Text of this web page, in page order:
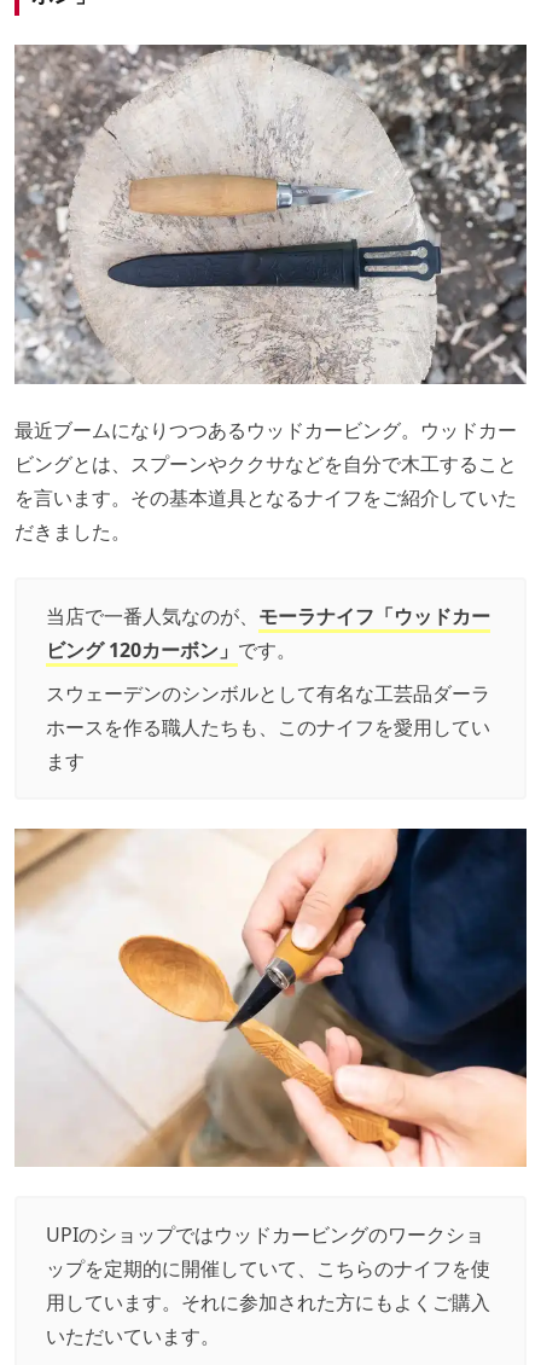
最近ブームになりつつあるウッドカービング。ウッドカー
ビングとは、スプーンやククサなどを自分で木工すること
を言います。その基本道具となるナイフをご紹介していた
だきました。
当店で一番人気なのが、 モーラナイフ「ウッドカー
ビング 120カーボン」 です。
スウェーデンのシンボルとして有名な工芸品ダーラ
ホースを作る職人たちも、このナイフを愛用してい
ます
UPIのショップではウッドカービングのワークショ
ップを定期的に開催していて、こちらのナイフを使
用しています。それに参加された方にもよくご購入
いただいています。